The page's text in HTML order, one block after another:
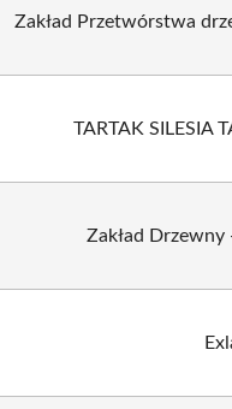
Zakład Przetwórstwa
TARTAK SILESIA
Zakład